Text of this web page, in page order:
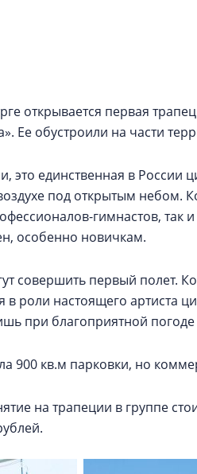
открывается первая
Ее обустроили на части
это единственная в России
под открытым небом.
гимнастов, так
особенно новичкам.
совершить первый полет.
роли настоящего артиста
при благоприятной
900 кв.м парковки, но
на трапеции в группе